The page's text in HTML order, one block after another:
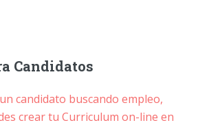
Candidatos
candidato buscando empleo,
crear tu Curriculum on-line en